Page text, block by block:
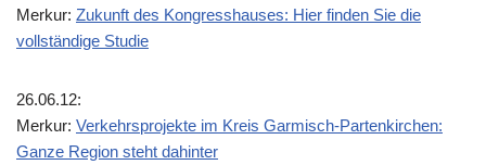
Merkur: Zukunft des Kongresshauses: Hier finden Sie die
vollständige Studie
26.06.12:
Merkur: Verkehrsprojekte im Kreis Garmisch-Partenkirchen:
Ganze Region steht dahinter